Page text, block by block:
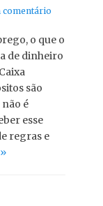
comentário
o que o
de dinheiro
são
é
esse
regras e